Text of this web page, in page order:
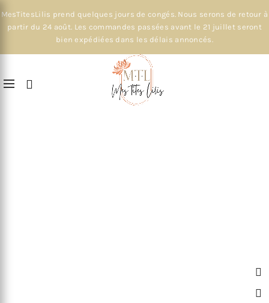
MesTitesLilis prend quelques jours de congés. Nous serons de retour à
partir du 24 août. Les commandes passées avant le 21 juillet seront
bien expédiées dans les délais annoncés.